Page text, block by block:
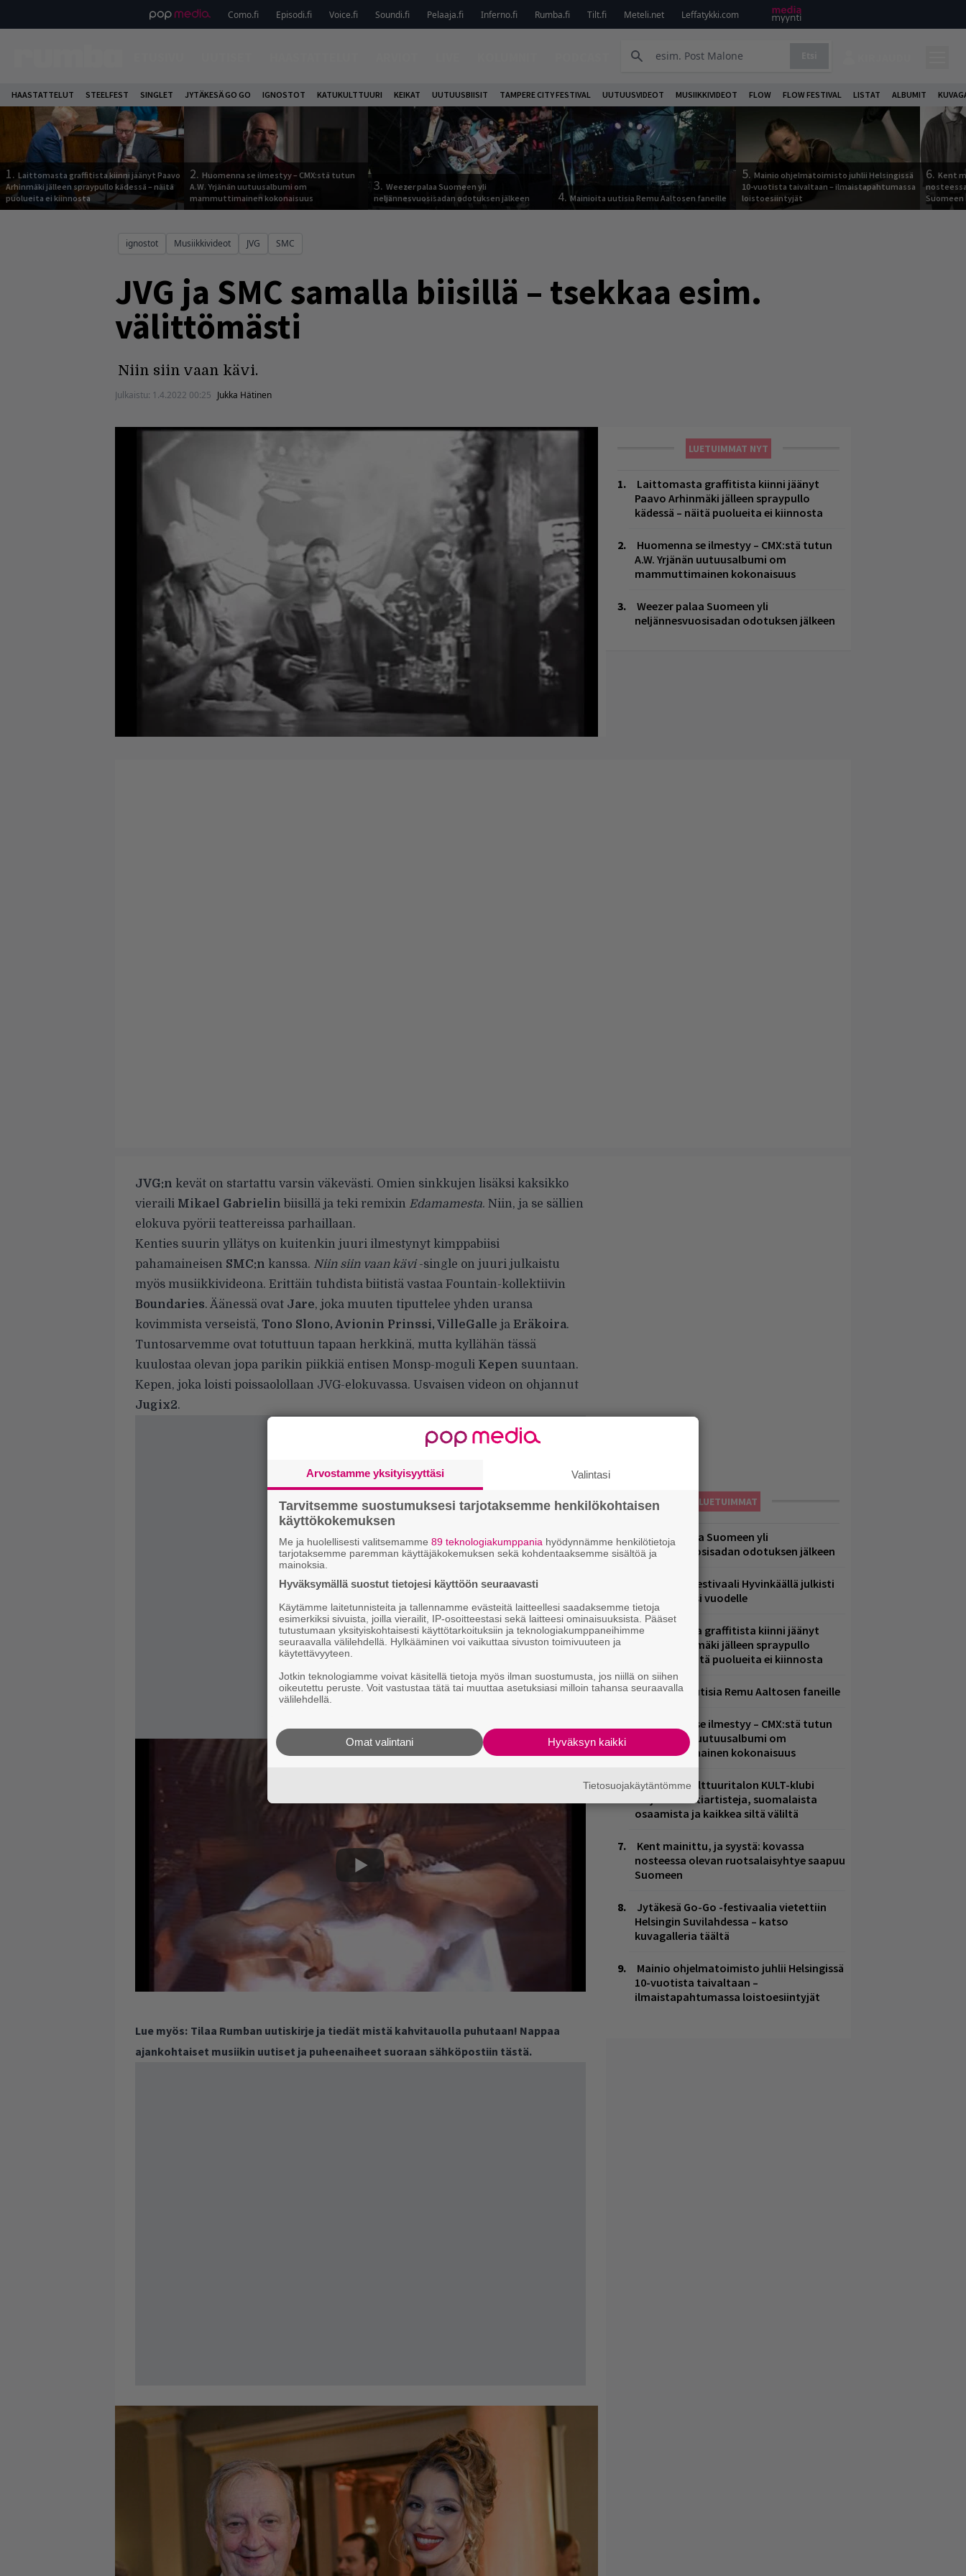
Como.fi Episodi.fi Voice.fi Soundi.fi Pelaaja.fi Inferno.fi Rumba.fi Tilt.fi Meteli.net Leffatykki.com
HAASTATTELUT STEELFEST SINGLET JYTÄKESÄ GO GO IGNOSTOT KATUKULTTUURI KEIKAT UUTUUSBIISIT TAMPERE CITY FESTIVAL UUTUUSVIDEOT MUSIIKKIVIDEOT FLOW FLOW FESTIVAL LISTAT ALBUMIT
1. Laittomasta graffitista kiinni jäänyt Paavo
Arhinmäki jälleen spraypullo kädessä – näitä
puolueita ei kiinnosta
2. Huomenna se ilmestyy – CMX:stä tutun
A.W. Yrjänän uutuusalbumi om
mammuttimainen kokonaisuus
3. Weezer palaa Suomeen yli
neljännesvuosisadan odotuksen jälkeen
4.Mainioita uutisia Remu Aaltosen faneille
5. Mainio ohjelmatoimisto juhlii Helsingissä
10-vuotista taivaltaan – ilmaistapahtumassa
loistoesiintyjät
6. Kent
Suomeen
ignostot Musiikkivideot JVG SMC
JVG ja SMC samalla biisillä – tsekkaa esim.
välittömästi
Niin siin vaan kävi.
Julkaistu: 1.4.2022 00:25 Jukka Hätinen
LUETUIMMAT NYT
Laittomasta graffitista kiinni jäänyt
Paavo Arhinmäki jälleen spraypullo
kädessä – näitä puolueita ei kiinnosta
Huomenna se ilmestyy – CMX:stä tutun
A.W. Yrjänän uutuusalbumi om
mammuttimainen kokonaisuus
Weezer palaa Suomeen yli
neljännesvuosisadan odotuksen jälkeen
JVG:n kevät on startattu varsin väkevästi. Omien sinkkujen lisäksi kaksikko
vieraili Mikael Gabrielin biisillä ja teki remixin Edamamesta. Niin, ja se sällien
elokuva pyörii teattereissa parhaillaan.
Kenties suurin yllätys on kuitenkin juuri ilmestynyt kimppabiisi
pahamaineisen SMC:n kanssa. Niin siin vaan kävi-single on juuri julkaistu
myös musiikkivideona. Erittäin tuhdista biitistä vastaa Fountain-kollektiivin
Boundaries. Äänessä ovat Jare, joka muuten tiputtelee yhden uransa
kovimmista verseistä, Tono Slono, Avionin Prinssi, VilleGalle ja Eräkoira.
Tuntosarvemme ovat totuttuun tapaan herkkinä, mutta kyllähän tässä
kuulostaa olevan jopa parikin piikkiä entisen Monsp-moguli Kepen suuntaan.
Kepen, joka loisti poissaolollaan JVG-elokuvassa. Usvaisen videon on ohjannut
Jugix2.
Lue myös: Tilaa Rumban uutiskirje ja tiedät mistä kahvitauolla puhutaan! Nappaa
ajankohtaiset musiikin uutiset ja puheenaiheet suoraan sähköpostiin tästä.
LUETUIMMAT
Weezer palaa Suomeen yli
neljännesvuosisadan odotuksen jälkeen
Äärimetallifestivaali Hyvinkäällä julkisti
esiintyjiä ensi vuodelle
Laittomasta graffitista kiinni jäänyt
Paavo Arhinmäki jälleen spraypullo
kädessä – näitä puolueita ei kiinnosta
Mainioita uutisia Remu Aaltosen faneille
Huomenna se ilmestyy – CMX:stä tutun
A.W. Yrjänän uutuusalbumi om
mammuttimainen kokonaisuus
Helsingin Kulttuuritalon KULT-klubi
tarjoaa kulttiartisteja, suomalaista
osaamista ja kaikkea siltä väliltä
Kent mainittu, ja syystä: kovassa
nosteessa olevan ruotsalaisyhtye saapuu
Suomeen
Jytäkesä Go-Go -festivaalia vietettiin
Helsingin Suvilahdessa – katso
kuvagalleria täältä
Mainio ohjelmatoimisto juhlii Helsingissä
10-vuotista taivaltaan –
ilmaistapahtumassa loistoesiintyjät
Arvostamme yksityisyyttäsi Valintasi
Tarvitsemme suostumuksesi tarjotaksemme henkilökohtaisen
käyttökokemuksen
Me ja huolellisesti valitsemamme 89 teknologiakumppania hyödynnämme henkilötietoja
tarjotaksemme paremman käyttäjäkokemuksen sekä kohdentaaksemme sisältöä ja
mainoksia.
Hyväksymällä suostut tietojesi käyttöön seuraavasti
Käytämme laitetunnisteita ja tallennamme evästeitä laitteellesi saadaksemme tietoja
esimerkiksi sivuista, joilla vierailit, IP-osoitteestasi sekä laitteesi ominaisuuksista. Pääset
tutustumaan yksityiskohtaisesti käyttötarkoituksiin ja teknologiakumppaneihimme
seuraavalla välilehdellä. Hylkääminen voi vaikuttaa sivuston toimivuuteen ja
käytettävyyteen.
Jotkin teknologiamme voivat käsitellä tietoja myös ilman suostumusta, jos niillä on siihen
oikeutettu peruste. Voit vastustaa tätä tai muuttaa asetuksiasi milloin tahansa seuraavalla
välilehdellä.
Hyväksyn kaikki
Omat valintani
Tietosuojakäytäntömme